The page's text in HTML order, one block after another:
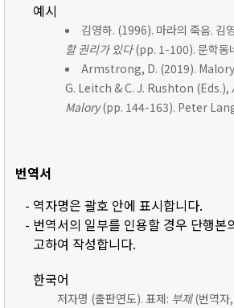
예시
김영하. (1996). 마라의 죽음. 김
할 권리가 있다(pp. 1-100). 문학동
Armstrong, D. (2019).
G. Leitch & C. J. Rushton (Eds.),
Malory(pp. 144-163). Peter
번역서
- 역자명은 괄호 안에 표시합니다.
- 번역서의 일부를 인용할 경우 단행본
고하여 작성합니다.
한국어
저자명 (출판연도). 표제: 부제(번역자,